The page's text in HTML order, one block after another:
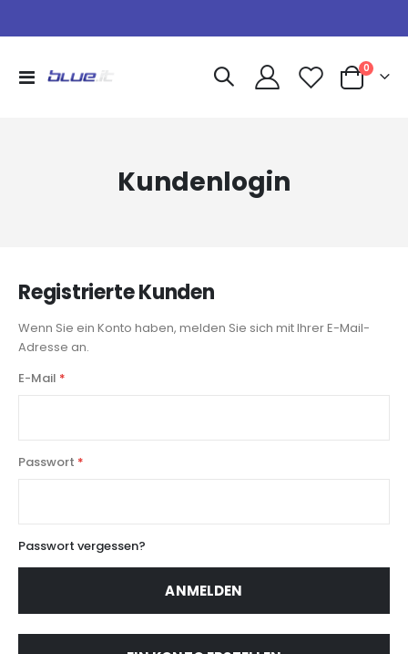
Navigation
Warenkorb
0Artikel
Kundenlogin
Registrierte Kunden
Wenn Sie ein Konto haben, melden Sie sich mit Ihrer E-Mail-
Adresse an.
E-Mail
Passwort
Passwort vergessen?
ANMELDEN